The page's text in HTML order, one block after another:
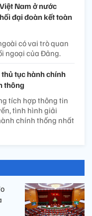
Nam ở nước
đại đoàn kết toàn
có vai trò quan
ngoại của Đảng.
tục hành chính
thông
tích hợp thông tin
tình hình giải
chính thống nhất